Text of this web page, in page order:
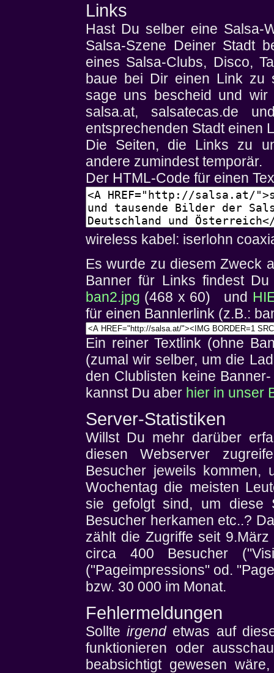
Links
Hast Du selber eine Salsa-
Salsa-Szene Deiner Stadt
eines Salsa-Clubs, Disco,
baue bei Dir einen Link zu
sage uns bescheid und
salsa.at, salsatecas.de
entsprechenden Stadt einen
Die Seiten, die Links zu
andere zumindest temporär.
Der HTML-Code für einen
wireless kabel: iserlohn
Es wurde zu diesem Zweck
Banner für Links findest
ban2.jpg (468 x 60) und
für einen Bannlerlink (z.B.:
Ein reiner Textlink (ohne
(zumal wir selber, um die
den Clublisten keine
kannst Du aber hier in unser
Server-Statistiken
Willst Du mehr darüber
diesen Webserver
Besucher jeweils kommen,
Wochentag die meisten
sie gefolgt sind, um diese
Besucher herkamen etc..?
zählt die Zugriffe seit
circa 400 Besucher
("Pageimpressions" od.
bzw. 30 000 im Monat.
Fehlermeldungen
Sollteirgendetwas auf
funktionieren oder
beabsichtigt gewesen